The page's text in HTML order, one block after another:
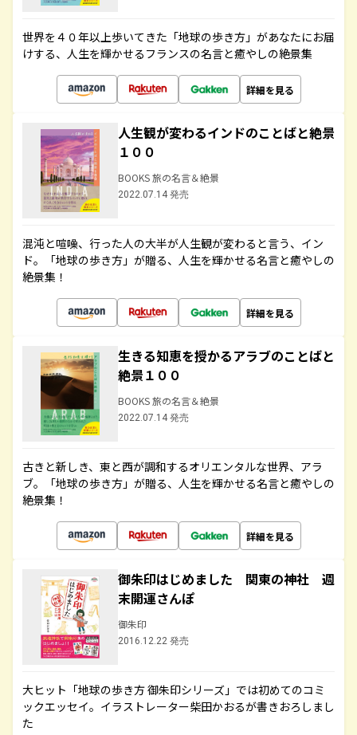
世界を４０年以上歩いてきた「地球の歩き方」があなたにお届
けする、人生を輝かせるフランスの名言と癒やしの絶景集
詳細を見る
人生観が変わるインドのことばと絶景
１００
BOOKS 旅の名言＆絶景
2022.07.14 発売
混沌と喧噪、行った人の大半が人生観が変わると言う、イン
ド。「地球の歩き方」が贈る、人生を輝かせる名言と癒やしの
絶景集！
詳細を見る
生きる知恵を授かるアラブのことばと
絶景１００
BOOKS 旅の名言＆絶景
2022.07.14 発売
古きと新しき、東と西が調和するオリエンタルな世界、アラ
ブ。「地球の歩き方」が贈る、人生を輝かせる名言と癒やしの
絶景集！
詳細を見る
御朱印はじめました 関東の神社 週
末開運さんぽ
御朱印
2016.12.22 発売
大ヒット「地球の歩き方 御朱印シリーズ」では初めてのコミ
ックエッセイ。イラストレーター柴田かおるが書きおろしまし
た